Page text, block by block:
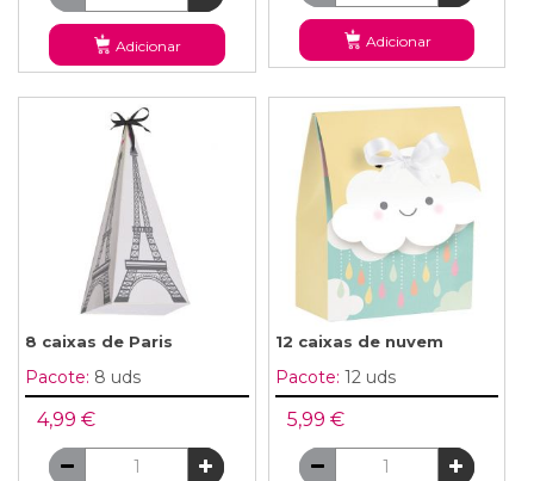
Adicionar Adicionar
8 caixas de Paris
Pacote: 8 uds
4,99 €
12 caixas de nuvem
Pacote: 12 uds
5,99 €